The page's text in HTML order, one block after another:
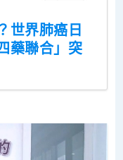
世界肺癌日
藥聯合」突